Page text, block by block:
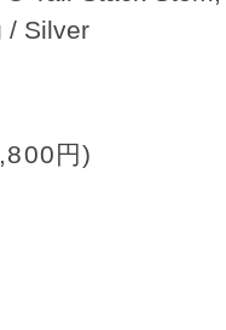
/ Silver
円)